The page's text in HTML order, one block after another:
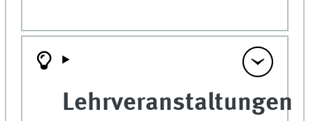
Lehrveranstaltungen